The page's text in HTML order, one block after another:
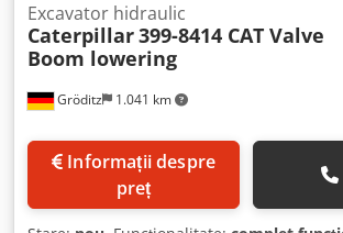
Gröditz 1.041 km
Excavator hidraulic
Caterpillar399-8414 CAT Valve
Boom lowering
preț